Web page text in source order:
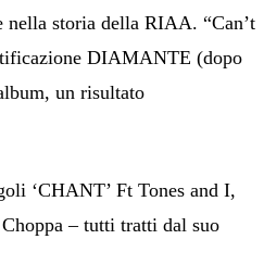
storia della RIAA. “Can’t
DIAMANTE (dopo
un risultato
‘CHANT’ Ft Tones and I,
– tutti tratti dal suo